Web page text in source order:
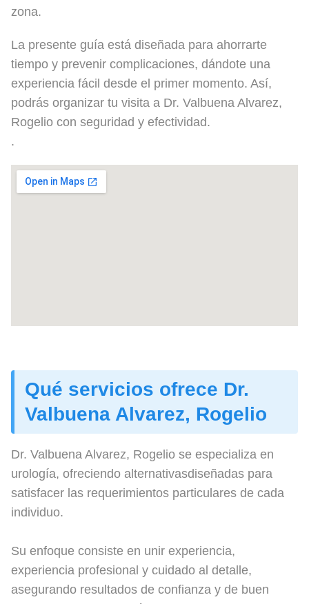
zona.
La presente guía está diseñada para ahorrarte
tiempo y prevenir complicaciones, dándote una
experiencia fácil desde el primer momento. Así,
podrás organizar tu visita a Dr. Valbuena Alvarez,
Rogelio con seguridad y efectividad.
.
Qué servicios ofrece Dr.
Valbuena Alvarez, Rogelio
Dr. Valbuena Alvarez, Rogelio se especializa en
urología, ofreciendo alternativasdiseñadas para
satisfacer las requerimientos particulares de cada
individuo.
Su enfoque consiste en unir experiencia,
experiencia profesional y cuidado al detalle,
asegurando resultados de confianza y de buen